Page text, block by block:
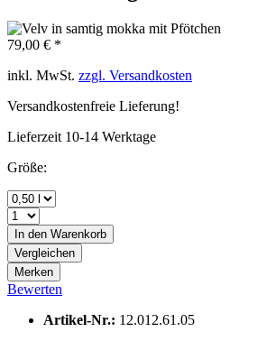
79,00 € *
inkl. MwSt. zzgl. Versandkosten
Versandkostenfreie Lieferung!
Lieferzeit 10-14 Werktage
Größe:
In den Warenkorb
Vergleichen
Merken
Bewerten
Artikel-Nr.: 12.012.61.05